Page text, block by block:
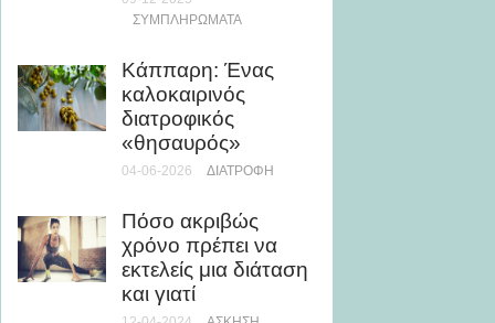
ΣΥΜΠΛΗΡΏΜΑΤΑ
Κάππαρη: Ένας
καλοκαιρινός
διατροφικός
«θησαυρός»
04-06-2026 ΔΙΑΤΡΟΦΉ
Πόσο ακριβώς
χρόνο πρέπει να
εκτελείς μια διάταση
και γιατί